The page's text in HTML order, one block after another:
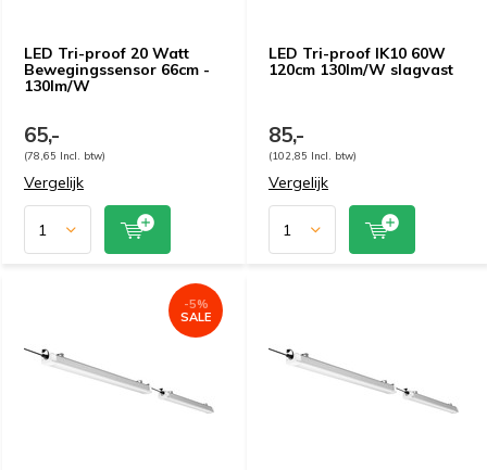
LED Tri-proof 20 Watt
Bewegingssensor 66cm -
130lm/W
65,-
(78,65 Incl. btw)
Vergelijk
LED Tri-proof IK10 60W
120cm 130lm/W slagvast
85,-
(102,85 Incl. btw)
Vergelijk
-5%
SALE